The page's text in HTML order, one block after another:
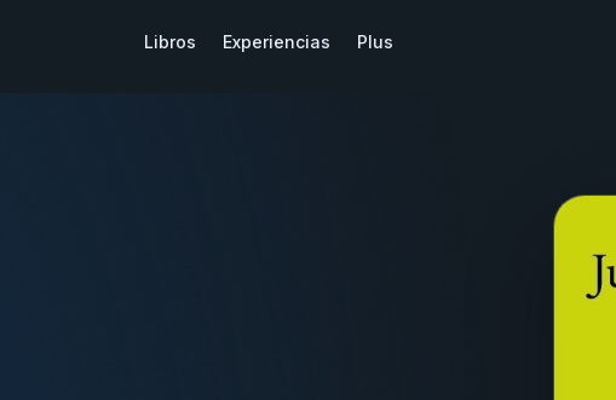
Libros Experiencias Plus